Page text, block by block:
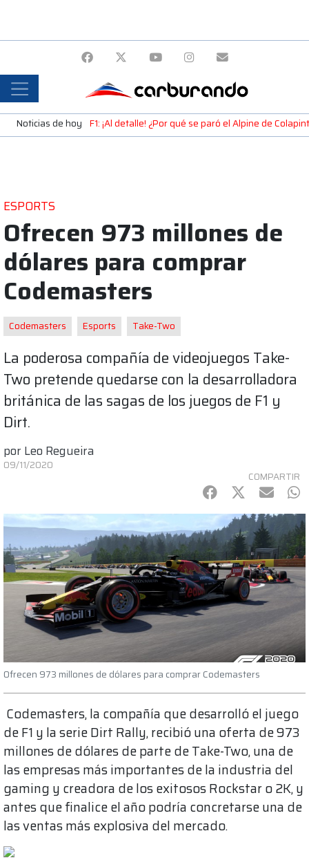
Noticias de hoy F1: ¡Al detalle! ¿Por qué se paró el Alpine de
ESPORTS
Ofrecen 973 millones de
dólares para comprar
Codemasters
Codemasters Esports Take-Two
La poderosa compañía de videojuegos Take-
Two pretende quedarse con la desarrolladora
británica de las sagas de los juegos de F1 y
Dirt.
por Leo Regueira
09/11/2020
COMPARTIR
Facebook
Twitter
mail
Ofrecen 973 millones de dólares para comprar Codemasters
Codemasters, la compañía que desarrolló el juego
de F1 y la serie Dirt Rally, recibió una oferta de 973
millones de dólares de parte de Take-Two, una de
las empresas más importantes de la industria del
gaming y creadora de los exitosos Rockstar o 2K, y
antes que finalice el año podría concretarse una de
las ventas más explosiva del mercado.